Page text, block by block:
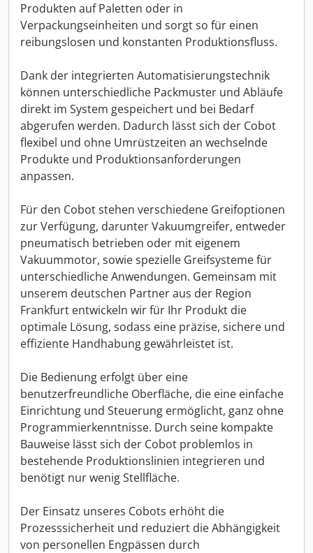
Produkten auf Paletten oder in
Verpackungseinheiten und sorgt so für einen
reibungslosen und konstanten Produktionsfluss.
Dank der integrierten Automatisierungstechnik
können unterschiedliche Packmuster und Abläufe
direkt im System gespeichert und bei Bedarf
abgerufen werden. Dadurch lässt sich der Cobot
flexibel und ohne Umrüstzeiten an wechselnde
Produkte und Produktionsanforderungen
anpassen.
Für den Cobot stehen verschiedene Greifoptionen
zur Verfügung, darunter Vakuumgreifer, entweder
pneumatisch betrieben oder mit eigenem
Vakuummotor, sowie spezielle Greifsysteme für
unterschiedliche Anwendungen. Gemeinsam mit
unserem deutschen Partner aus der Region
Frankfurt entwickeln wir für Ihr Produkt die
optimale Lösung, sodass eine präzise, sichere und
effiziente Handhabung gewährleistet ist.
Die Bedienung erfolgt über eine
benutzerfreundliche Oberfläche, die eine einfache
Einrichtung und Steuerung ermöglicht, ganz ohne
Programmierkenntnisse. Durch seine kompakte
Bauweise lässt sich der Cobot problemlos in
bestehende Produktionslinien integrieren und
benötigt nur wenig Stellfläche.
Der Einsatz unseres Cobots erhöht die
Prozesssicherheit und reduziert die Abhängigkeit
von personellen Engpässen durch